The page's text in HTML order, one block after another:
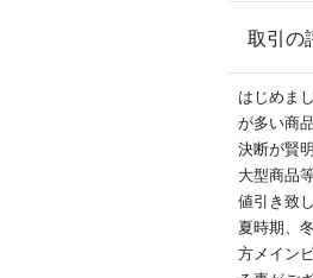
取引の
はじめま
が多い商
決断が賢
大型商品
値引き致
夏時期、
方メイン